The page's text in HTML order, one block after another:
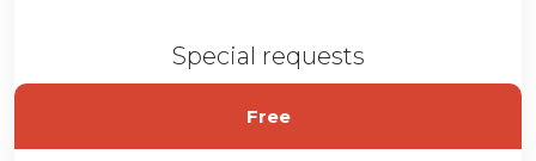
Special requests
Free